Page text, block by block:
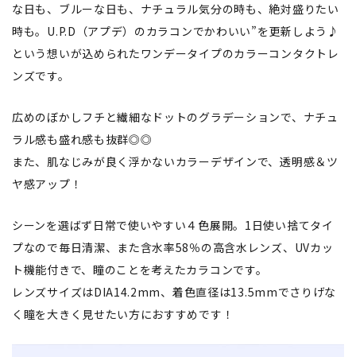
な日も、ブルーな日も、ナチュラル気分の時も、絶対盛りたい
時も。U.P.D（アプデ）のカラコンでかわいい”を更新しよう♪
という想いが込められたワンデータイプのカラーコンタクトレ
ンズです。
広めのぼかしフチと繊細なドットのグラデーションで、ナチュ
ラル感も盛れ感も抜群◎◎
また、肌なじみが良く浮かないカラーデザインで、透明感＆ツ
ヤ感アップ！
シーンを選ばず日常で使いやすい４色展開。1日使い捨てタイ
プなので毎日清潔、また含水率58％の高含水レンズ、UVカッ
ト機能付きで、瞳のことを考えたカラコンです。
レンズサイズはDIA14.2mm、着色直径は13.5mmでさりげな
く瞳を大きく見せたい方におすすめです！